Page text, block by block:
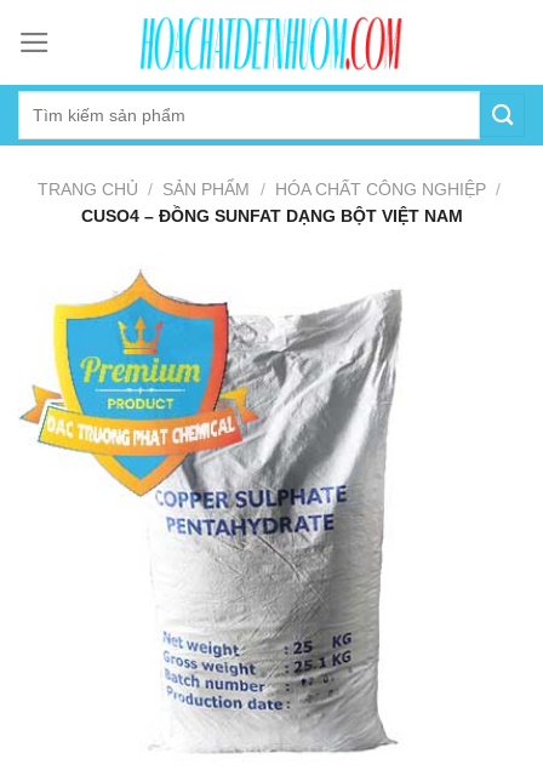
content
TRANG CHỦ / SẢN PHẨM / HÓA CHẤT CÔNG NGHIỆP /
CUSO4 – ĐỒNG SUNFAT DẠNG BỘT VIỆT NAM